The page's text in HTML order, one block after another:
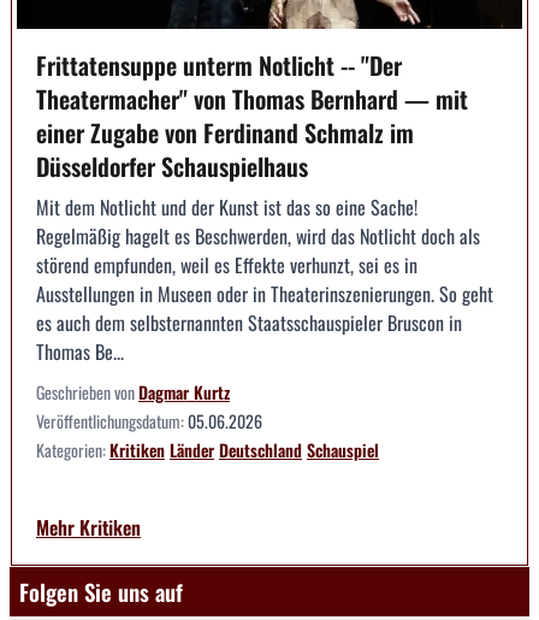
Frittatensuppe unterm Notlicht -- "Der
Theatermacher" von Thomas Bernhard — mit
einer Zugabe von Ferdinand Schmalz im
Düsseldorfer Schauspielhaus
Mit dem Notlicht und der Kunst ist das so eine Sache!
Regelmäßig hagelt es Beschwerden, wird das Notlicht doch als
störend empfunden, weil es Effekte verhunzt, sei es in
Ausstellungen in Museen oder in Theaterinszenierungen. So geht
es auch dem selbsternannten Staatsschauspieler Bruscon in
Thomas Be...
Geschrieben vonDagmar Kurtz
Veröffentlichungsdatum:05.06.2026
Kategorien:KritikenLänderDeutschlandSchauspiel
Mehr Kritiken
Folgen Sie uns auf